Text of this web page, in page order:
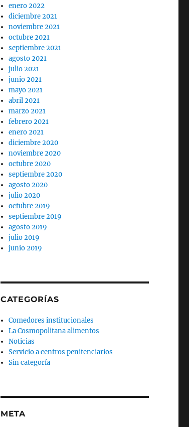
enero 2022
diciembre 2021
noviembre 2021
octubre 2021
septiembre 2021
agosto 2021
julio 2021
junio 2021
mayo 2021
abril 2021
marzo 2021
febrero 2021
enero 2021
diciembre 2020
noviembre 2020
octubre 2020
septiembre 2020
agosto 2020
julio 2020
octubre 2019
septiembre 2019
agosto 2019
julio 2019
junio 2019
CATEGORÍAS
Comedores institucionales
La Cosmopolitana alimentos
Noticias
Servicio a centros penitenciarios
Sin categoría
META